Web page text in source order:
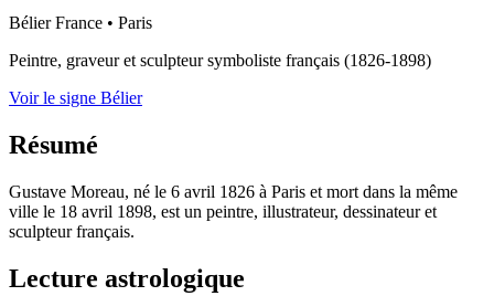
Bélier France • Paris
Peintre, graveur et sculpteur symboliste français (1826-1898)
Voir le signe Bélier
Résumé
Gustave Moreau, né le 6 avril 1826 à Paris et mort dans la même
ville le 18 avril 1898, est un peintre, illustrateur, dessinateur et
sculpteur français.
Lecture astrologique